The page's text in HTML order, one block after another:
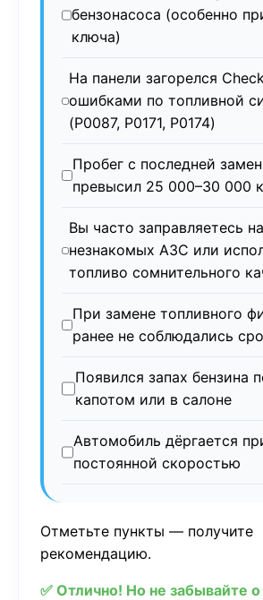
бензонасоса (особенно
ключа)
На панели загорелся
ошибками по топливной
(P0087, P0171, P0174)
Пробег с последней
превысил 25 000–30 000
Вы часто заправляетесь на
незнакомых АЗС или
топливо сомнительного
При замене топливного
ранее не соблюдались
Появился запах бензина
капотом или в салоне
Автомобиль дёргается
постоянной скоростью
Отметьте пункты — получите
рекомендацию.
✅ Отлично! Но не забывайте